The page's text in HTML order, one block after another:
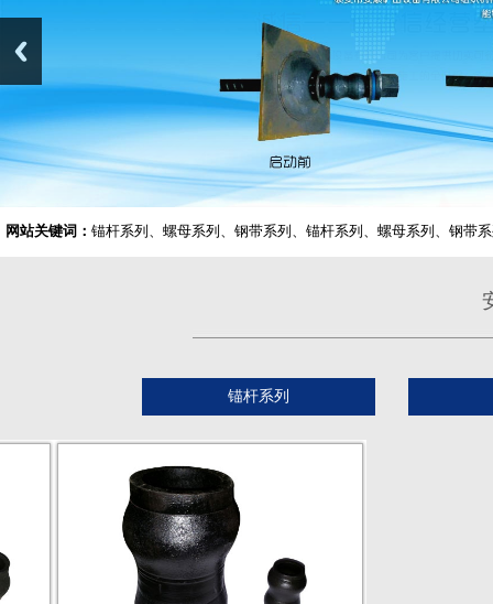
网站关键词： 锚杆系列、螺母系列、钢带系列、锚杆系列、螺母系列、钢带
锚杆系列